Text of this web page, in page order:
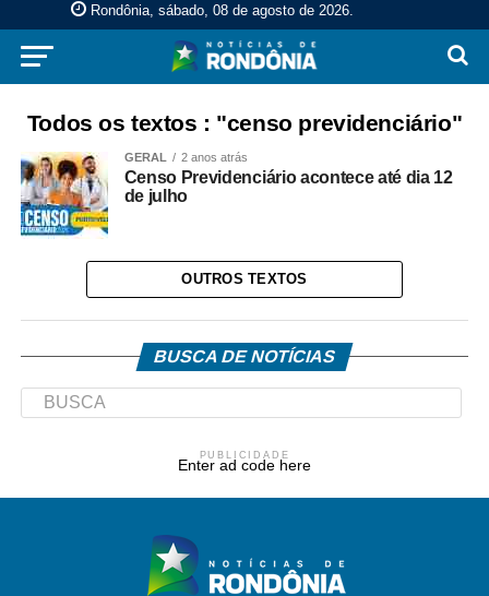
Rondônia, sábado, 08 de agosto de 2026.
Todos os textos : "censo previdenciário"
GERAL 2 anos atrás
Censo Previdenciário acontece até dia 12
de julho
OUTROS TEXTOS
BUSCA DE NOTÍCIAS
PUBLICIDADE
Enter ad code here